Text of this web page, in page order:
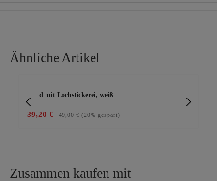
Ähnliche Artikel
Kleid mit Lochstickerei, weiß
39,20 € 49,00 €(20% gespart)
Zusammen kaufen mit